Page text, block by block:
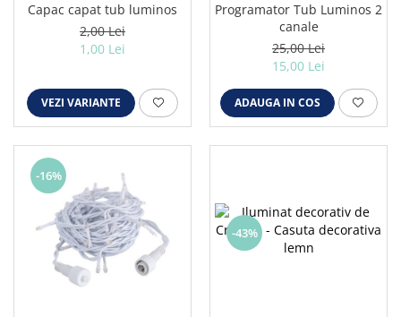
Capac capat tub luminos
2,00 Lei
1,00 Lei
VEZI VARIANTE
Programator Tub Luminos 2
canale
25,00 Lei
15,00 Lei
ADAUGA IN COS
-16%
-43%